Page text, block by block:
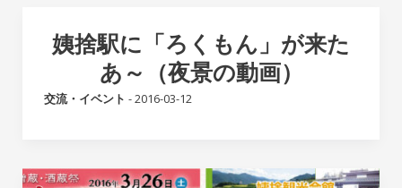
姨捨駅に「ろくもん」が来た
あ～（夜景の動画）
交流・イベント -2016-03-12